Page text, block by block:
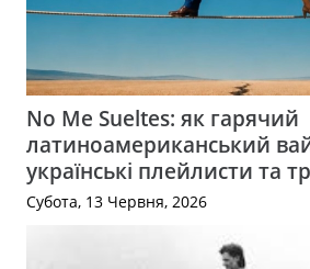
No Me Sueltes: як гарячий
латиноамериканський
українські плейлисти та
Субота, 13 Червня, 2026